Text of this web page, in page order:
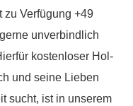
Verfügung +49
unverbindlich
kostenloser Hol-
und seine Lieben
sucht, ist in unserem